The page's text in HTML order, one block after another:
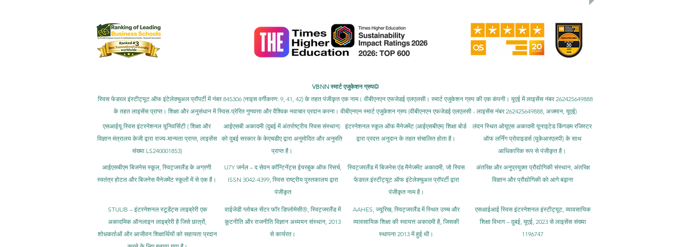
VBNN स्मार्ट एजुकेशन ग्रुप©
स्विस फेडरल इंस्टीट्यूट ऑफ इंटेलेक्चुअल प्रॉपर्टी में नंबर 845306 (नाइस वर्गीकरण: 9, 41, 42) के तहत पंजीकृत एक नाम। वीबीएनएन एफजेडई एलएलसी। स्मार्ट एजुकेशन ग्रुप की एक कंपनी। यूएई में लाइसेंस नंबर 262425649888
के तहत लाइसेंस प्राप्त। शिक्षा और अनुसंधान में स्विस-प्रेरित गुणवत्ता और वैश्विक नवाचार प्रदान करना। वीबीएनएन स्मार्ट एजुकेशन ग्रुप (वीबीएनएन एफजेडई एलएलसी - लाइसेंस नंबर 262425649888, अजमान, यूएई)
एसआईयू स्विस इंटरनेशनल यूनिवर्सिटी ( शिक्षा और
विज्ञान मंत्रालय केजी द्वारा राज्य-मान्यता प्राप्त, लाइसेंस
संख्या LS240001853)
आईएसबी अकादमी (दुबई में अंतर्राष्ट्रीय स्विस संस्थान)
को दुबई सरकार के केएचडीए द्वारा अनुमोदित और अनुमति
प्राप्त है।
इंटरनेशनल स्कूल ऑफ मैनेजमेंट (आईएसबीएम) शिक्षा बोर्ड
द्वारा प्रदत्त अनुदान के तहत संचालित होता है।
लंदन स्थित ओयूएस अकादमी यूनाइटेड किंगडम रजिस्टर
ऑफ लर्निंग प्रोवाइडर्स (यूकेआरएलपी) के साथ
आधिकारिक रूप से पंजीकृत है।
आईएसबीएम बिजनेस स्कूल, स्विट्जरलैंड के अग्रणी
स्वतंत्र होटल और बिजनेस मैनेजमेंट स्कूलों में से एक है।
U7Y जर्नल – द सेवन कॉन्टिनेंट्स ईयरबुक ऑफ रिसर्च,
ISSN 3042-4399, स्विस राष्ट्रीय पुस्तकालय द्वारा
पंजीकृत
स्विट्जरलैंड में बिजनेस एंड मैनेजमेंट अकादमी, जो स्विस
फेडरल इंस्टीट्यूट ऑफ इंटेलेक्चुअल प्रॉपर्टी द्वारा
पंजीकृत नाम है।
अंतरिक्ष और अनुप्रयुक्त प्रौद्योगिकी संस्थान, अंतरिक्ष
विज्ञान और प्रौद्योगिकी को आगे बढ़ाना
STULIB – इंटरनेशनल स्टूडेंट्स लाइब्रेरी एक
अकादमिक ऑनलाइन लाइब्रेरी है जिसे छात्रों,
शोधकर्ताओं और आजीवन शिक्षार्थियों को सहायता प्रदान
वाईजेडी ग्लोबल सेंटर फॉर डिप्लोमेसी®, स्विट्जरलैंड में
कूटनीति और राजनीति विज्ञान अध्ययन संस्थान, 2013
से कार्यरत।
AAHES, ज्यूरिख, स्विट्जरलैंड में स्थित उच्च और
व्यावसायिक शिक्षा की स्वायत्त अकादमी है, जिसकी
स्थापना 2013 में हुई थी।
एसआईआई स्विस इंटरनेशनल इंस्टीट्यूट, व्यावसायिक
शिक्षा विभाग – दुबई, यूएई, 2023 से लाइसेंस संख्या
1196747